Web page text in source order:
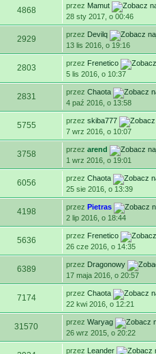
4868 przez Mamut
28 sty 2017, o 00:46
2929 przez Devilq
13 lis 2016, o 19:16
2803 przez Frenetico
5 lis 2016, o 10:37
2831 przezChaota
4 paź 2016, o 13:58
5755 przezskiba777
7 wrz 2016, o 10:07
3758 przezarend
1 wrz 2016, o 19:01
6056 przezChaota
25 sie 2016, o 13:39
4198 przezPietras
2 lip 2016, o 18:44
5636 przez Frenetico
26 cze 2016, o 14:35
6389 przez Dragonowy
17 maja 2016, o 20:57
7174 przezChaota
22 kwi 2016, o 12:21
31570 przezWaryag
26 wrz 2015, o 20:22
przez Leander